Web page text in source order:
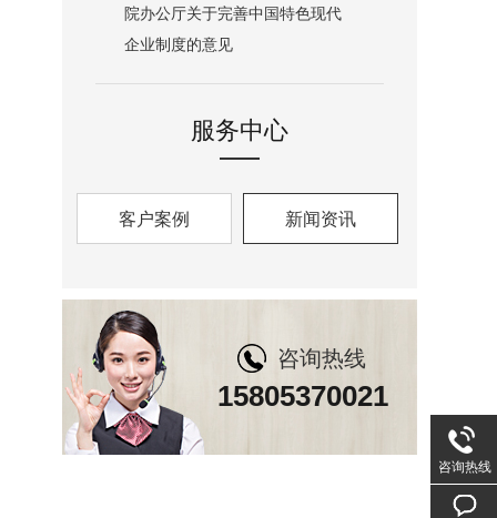
院办公厅关于完善中国特色现代
企业制度的意见
服务中心
客户案例 新闻资讯
咨询热线
15805370021
咨询热线